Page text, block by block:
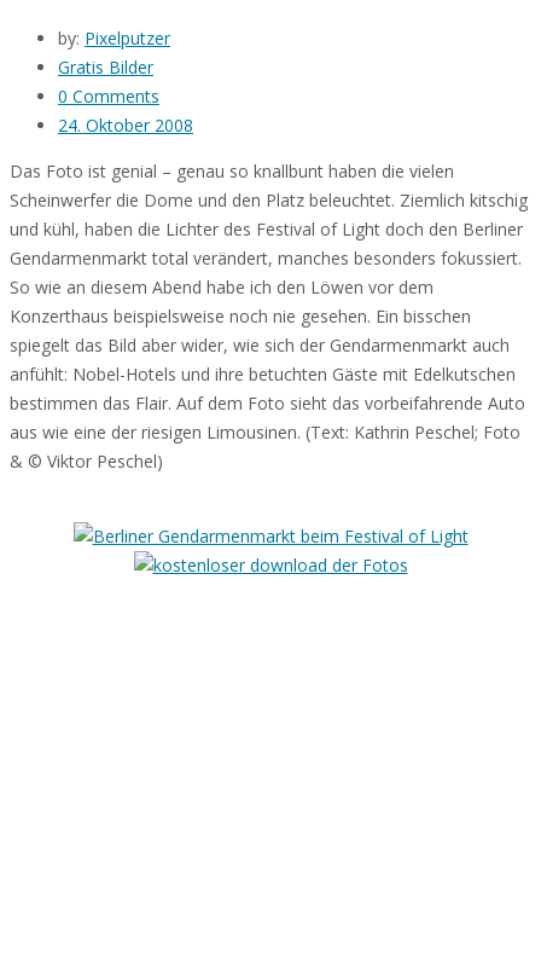
by: Pixelputzer
Gratis Bilder
0 Comments
24. Oktober 2008
Das Foto ist genial – genau so knallbunt haben die vielen
Scheinwerfer die Dome und den Platz beleuchtet. Ziemlich kitschig
und kühl, haben die Lichter des Festival of Light doch den Berliner
Gendarmenmarkt total verändert, manches besonders fokussiert.
So wie an diesem Abend habe ich den Löwen vor dem
Konzerthaus beispielsweise noch nie gesehen. Ein bisschen
spiegelt das Bild aber wider, wie sich der Gendarmenmarkt auch
anfühlt: Nobel-Hotels und ihre betuchten Gäste mit Edelkutschen
bestimmen das Flair. Auf dem Foto sieht das vorbeifahrende Auto
aus wie eine der riesigen Limousinen. (Text: Kathrin Peschel; Foto
& © Viktor Peschel)